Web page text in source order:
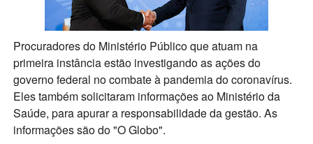
Procuradores do Ministério Público que atuam na
primeira instância estão investigando as ações do
governo federal no combate à pandemia do coronavírus.
Eles também solicitaram informações ao Ministério da
Saúde, para apurar a responsabilidade da gestão. As
informações são do "O Globo".